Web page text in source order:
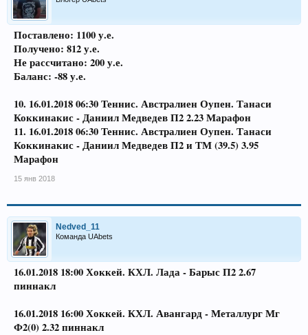
Поставлено: 1100 у.е.
Получено: 812 у.е.
Не рассчитано: 200 у.е.
Баланс: -88 у.е.
10. 16.01.2018 06:30 Теннис. Австралиен Оупен. Танаси
Коккинакис - Даниил Медведев П2 2.23 Марафон
11. 16.01.2018 06:30 Теннис. Австралиен Оупен. Танаси
Коккинакис - Даниил Медведев П2 и ТМ (39.5) 3.95
Марафон
15 янв 2018
Nedved_11
Команда UAbets
16.01.2018 18:00 Хоккей. КХЛ. Лада - Барыс П2 2.67
пиннакл
16.01.2018 16:00 Хоккей. КХЛ. Авангард - Металлург Мг
Ф2(0) 2.32 пиннакл